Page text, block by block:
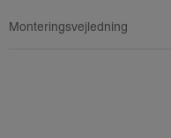
Monteringsvejledning